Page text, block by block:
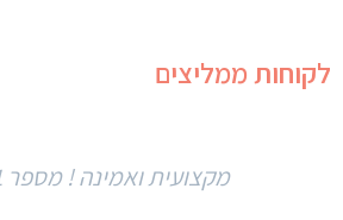
לקוחות ממליצים
מקצועית ואמינה ! מספר 1 בתחום